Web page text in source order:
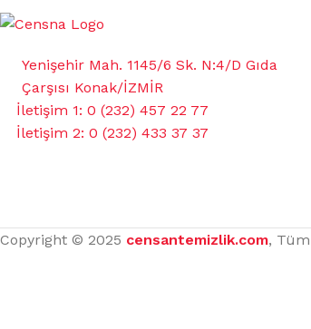
Yenişehir Mah. 1145/6 Sk. N:4/D Gıda
Çarşısı Konak/İZMİR
İletişim 1: 0 (232) 457 22 77
İletişim 2: 0 (232) 433 37 37
Copyright © 2025 censantemizlik.com, Tüm